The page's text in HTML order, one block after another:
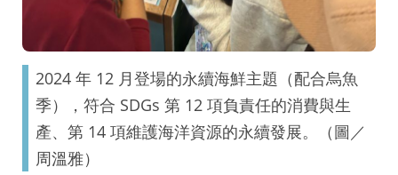
2024 年 12 月登場的永續海鮮主題（配合烏魚
季），符合 SDGs 第 12 項負責任的消費與生
產、第 14 項維護海洋資源的永續發展。（圖／
周溫雅）